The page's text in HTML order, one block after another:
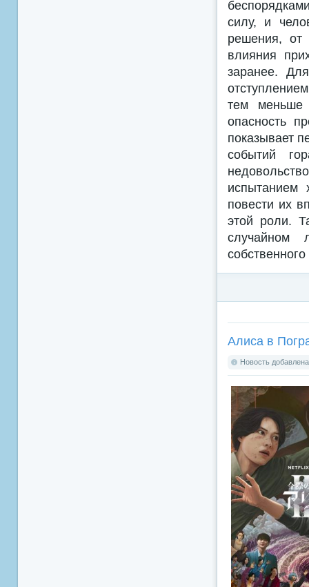
силу, и
решения, от
влияния
заранее.
тем меньше
опасность
показывает
событий
испытанием
повести их
этой роли.
случайном
Алиса в
Новость